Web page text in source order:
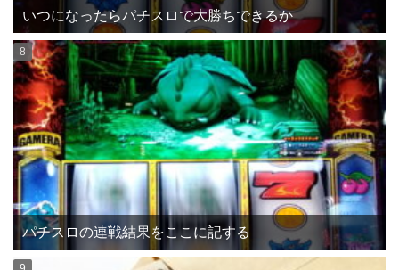
いつになったらパチスロで大勝ちできるか
パチスロの連戦結果をここに記する